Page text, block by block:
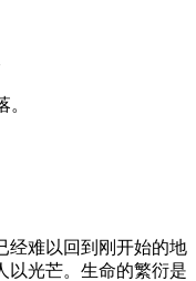
经难以回到刚开始的地
以光芒。生命的繁衍是